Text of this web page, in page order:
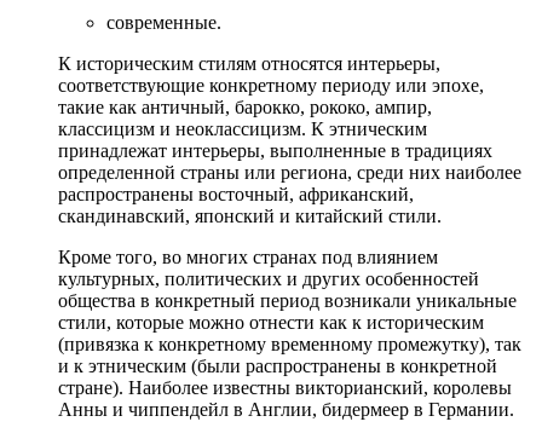
современные.
К историческим стилям относятся интерьеры,
соответствующие конкретному периоду или эпохе,
такие как античный, барокко, рококо, ампир,
классицизм и неоклассицизм. К этническим
принадлежат интерьеры, выполненные в традициях
определенной страны или региона, среди них наиболее
распространены восточный, африканский,
скандинавский, японский и китайский стили.
Кроме того, во многих странах под влиянием
культурных, политических и других особенностей
общества в конкретный период возникали уникальные
стили, которые можно отнести как к историческим
(привязка к конкретному временному промежутку), так
и к этническим (были распространены в конкретной
стране). Наиболее известны викторианский, королевы
Анны и чиппендейл в Англии, бидермеер в Германии.